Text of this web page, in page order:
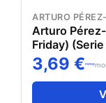
ARTURO
Arturo
Friday)
3,69 €